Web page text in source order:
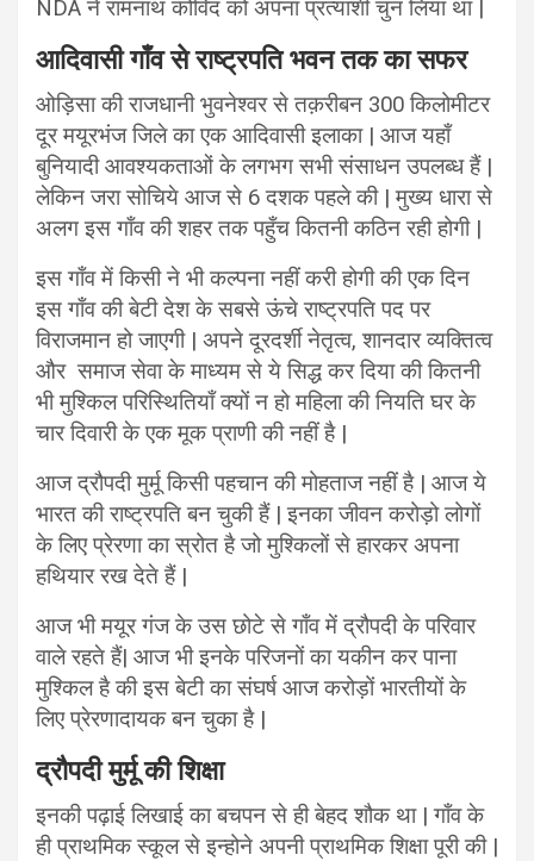
NDA ने रामनाथ कोविंद को अपना प्रत्याशी चुन लिया था |
आदिवासी गाँव से राष्ट्रपति भवन तक का सफर
ओड़िसा की राजधानी भुवनेश्वर से तक़रीबन 300 किलोमीटर
दूर मयूरभंज जिले का एक आदिवासी इलाका | आज यहाँ
बुनियादी आवश्यकताओं के लगभग सभी संसाधन उपलब्ध हैं |
लेकिन जरा सोचिये आज से 6 दशक पहले की | मुख्य धारा से
अलग इस गाँव की शहर तक पहुँच कितनी कठिन रही होगी |
इस गाँव में किसी ने भी कल्पना नहीं करी होगी की एक दिन
इस गाँव की बेटी देश के सबसे ऊंचे राष्ट्रपति पद पर
विराजमान हो जाएगी | अपने दूरदर्शी नेतृत्व, शानदार व्यक्तित्व
और समाज सेवा के माध्यम से ये सिद्ध कर दिया की कितनी
भी मुश्किल परिस्थितियाँ क्यों न हो महिला की नियति घर के
चार दिवारी के एक मूक प्राणी की नहीं है |
आज द्रौपदी मुर्मू किसी पहचान की मोहताज नहीं है | आज ये
भारत की राष्ट्रपति बन चुकी हैं | इनका जीवन करोड़ो लोगों
के लिए प्रेरणा का स्रोत है जो मुश्किलों से हारकर अपना
हथियार रख देते हैं |
आज भी मयूर गंज के उस छोटे से गाँव में द्रौपदी के परिवार
वाले रहते हैं| आज भी इनके परिजनों का यकीन कर पाना
मुश्किल है की इस बेटी का संघर्ष आज करोड़ों भारतीयों के
लिए प्रेरणादायक बन चुका है |
द्रौपदी मुर्मू की शिक्षा
इनकी पढ़ाई लिखाई का बचपन से ही बेहद शौक था | गाँव के
ही प्राथमिक स्कूल से इन्होने अपनी प्राथमिक शिक्षा पूरी की |